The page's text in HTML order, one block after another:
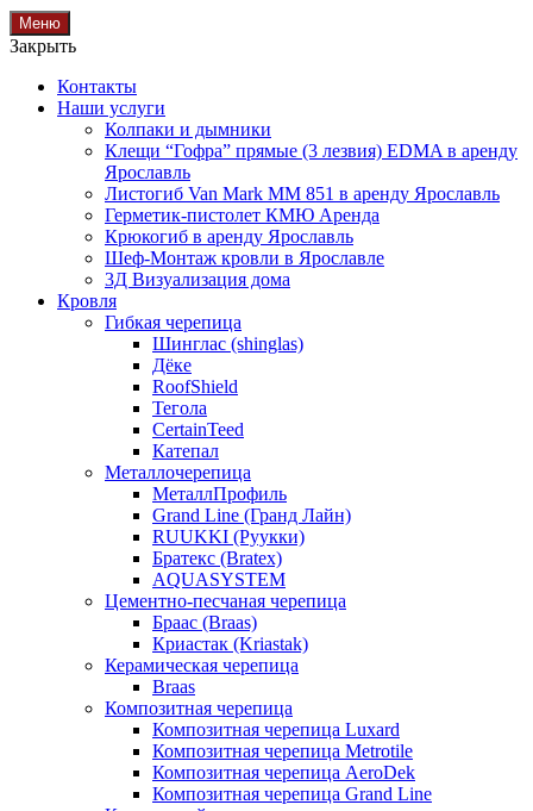
Меню
Закрыть
Контакты
Наши услуги
Колпаки и дымники
Клещи “Гофра” прямые (3 лезвия) EDMA в аренду
Ярославль
Листогиб Van Mark MM 851 в аренду Ярославль
Герметик-пистолет КМЮ Аренда
Крюкогиб в аренду Ярославль
Шеф-Монтаж кровли в Ярославле
3Д Визуализация дома
Кровля
Гибкая черепица
Шинглас (shinglas)
Дёке
RoofShield
Тегола
CertainTeed
Катепал
Металлочерепица
МеталлПрофиль
Grand Line (Гранд Лайн)
RUUKKI (Руукки)
Братекс (Bratex)
AQUASYSTEM
Цементно-песчаная черепица
Браас (Braas)
Криастак (Kriastak)
Керамическая черепица
Braas
Композитная черепица
Композитная черепица Luxard
Композитная черепица Metrotile
Композитная черепица AeroDek
Композитная черепица Grand Line